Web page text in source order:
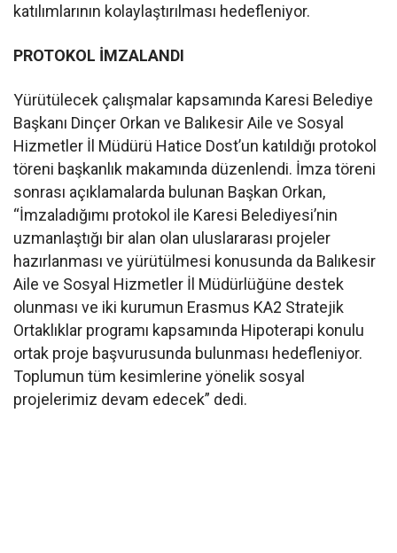
katılımlarının kolaylaştırılması hedefleniyor.
PROTOKOL İMZALANDI
Yürütülecek çalışmalar kapsamında Karesi Belediye
Başkanı Dinçer Orkan ve Balıkesir Aile ve Sosyal
Hizmetler İl Müdürü Hatice Dost’un katıldığı protokol
töreni başkanlık makamında düzenlendi. İmza töreni
sonrası açıklamalarda bulunan Başkan Orkan,
“İmzaladığımı protokol ile Karesi Belediyesi’nin
uzmanlaştığı bir alan olan uluslararası projeler
hazırlanması ve yürütülmesi konusunda da Balıkesir
Aile ve Sosyal Hizmetler İl Müdürlüğüne destek
olunması ve iki kurumun Erasmus KA2 Stratejik
Ortaklıklar programı kapsamında Hipoterapi konulu
ortak proje başvurusunda bulunması hedefleniyor.
Toplumun tüm kesimlerine yönelik sosyal
projelerimiz devam edecek” dedi.